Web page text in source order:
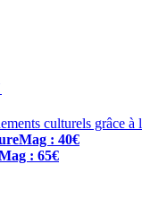
culturels grâce
: 40€
: 65€